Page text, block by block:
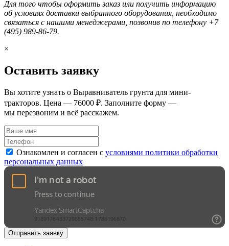
Для того чтобы оформить заказ или получить информацию
об условиях доставки выбранного оборудования, необходимо
связаться с нашими менеджерами, позвонив по телефону +7
(495) 989-86-79.
×
Оставить заявку
Вы хотите узнать о Выравниватель грунта для мини-
тракторов. Цена — 76000 ₽. Заполните форму —
мы перезвоним и всё расскажем.
Ознакомлен и согласен с условиями политики обработки
персональных данных
Отправить заявку